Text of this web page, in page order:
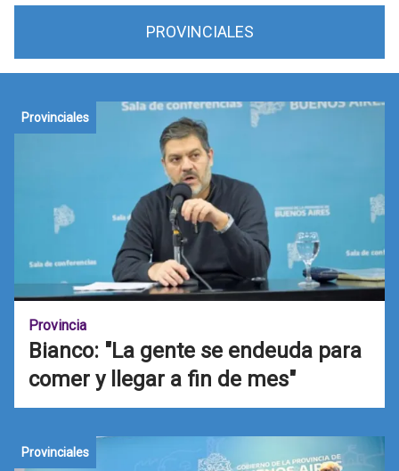
PROVINCIALES
Provinciales
Provincia
Bianco: "La gente se endeuda para
comer y llegar a fin de mes"
Provinciales